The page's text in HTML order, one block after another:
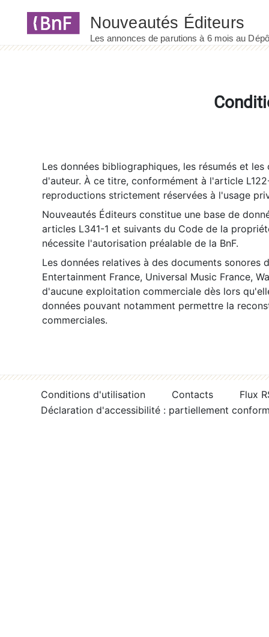
Les données bibliographiques, les résumés et
d'auteur. À ce titre, conformément à l'article
reproductions strictement réservées à l'usage
Nouveautés Éditeurs constitue une base de
articles L341-1 et suivants du Code de la
nécessite l'autorisation préalable de la BnF.
Les données relatives à des documents sonores
Entertainment France, Universal Music France,
d'aucune exploitation commerciale dès lors
données pouvant notamment permettre la
commerciales.
Conditions d'utilisation Contacts
Flux
Déclaration d'accessibilité : partiellement